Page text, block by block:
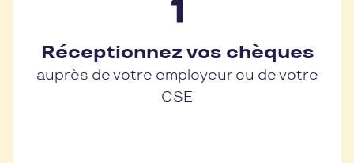
Réceptionnez vos chèques
auprès de votre employeur ou de votre
CSE